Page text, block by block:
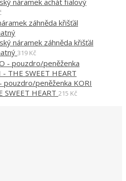
náramek achát fialový
náramek záhněda křišťál
319 Kč
pouzdro/peněženka KORI
SWEET HEART 215 Kč